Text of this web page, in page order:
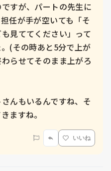
すが、パートの先生に
任が手が空いても「そ
見ててください」って
(その時あと5分で上が
らせてそのまま上がろ
んもいるんですね、そ
ますね。
いいね